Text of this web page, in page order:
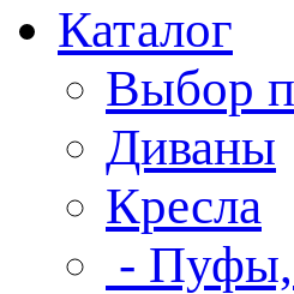
Каталог
Выбор
Диваны
Кресла
- Пуфы,